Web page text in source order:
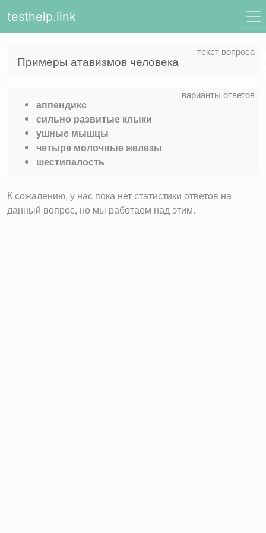
testhelp.link
Примеры атавизмов человека
аппендикс
сильно развитые клыки
ушные мышцы
четыре молочные железы
шестипалость
К сожалению, у нас пока нет статистики ответов на
данный вопрос, но мы работаем над этим.